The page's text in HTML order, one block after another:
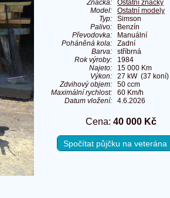
Značka:
Ostatní značky
Model:
Ostatní modely
Typ:
Simson
Palivo:
Benzín
Převodovka:
Manuální
Poháněná kola:
Zadní
Barva:
stříbrná
Rok výroby:
1984
Najeto:
15 000 Km
Výkon:
27 kW (37 koní)
Zdvihový objem:
50 ccm
Maximální rychlost:
60 Km/h
Datum vložení:
4.6.2026
Cena: 40 000 Kč
Spočítat půjčku na veterána